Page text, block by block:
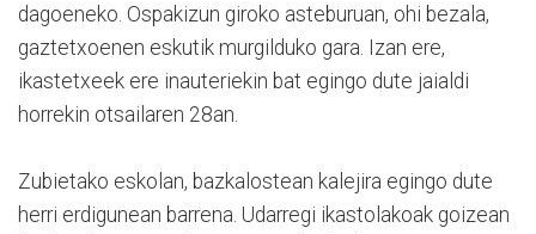
dagoeneko. Ospakizun giroko asteburuan, ohi bezala,
gaztetxoenen eskutik murgilduko gara. Izan ere,
ikastetxeek ere inauteriekin bat egingo dute jaialdi
horrekin otsailaren 28an.
Zubietako eskolan, bazkalostean kalejira egingo dute
herri erdigunean barrena. Udarregi ikastolakoak goizean